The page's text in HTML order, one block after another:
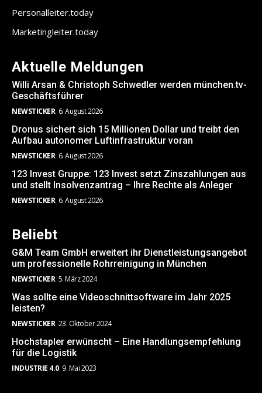
Personalleiter.today
Marketingleiter.today
Aktuelle Meldungen
Willi Arsan & Christoph Schwedler werden münchen.tv-
Geschäftsführer
NEWSTICKER 6. August 2026
Dronus sichert sich 15 Millionen Dollar und treibt den
Aufbau autonomer Luftinfrastruktur voran
NEWSTICKER 6. August 2026
123 Invest Gruppe: 123 Invest setzt Zinszahlungen aus
und stellt Insolvenzantrag – Ihre Rechte als Anleger
NEWSTICKER 6. August 2026
Beliebt
G&M Team GmbH erweitert ihr Dienstleistungsangebot
um professionelle Rohrreinigung in München
NEWSTICKER 5. März 2024
Was sollte eine Videoschnittsoftware im Jahr 2025
leisten?
NEWSTICKER 23. Oktober 2024
Hochstapler erwünscht – Eine Handlungsempfehlung
für die Logistik
INDUSTRIE 4.0 9. Mai 2023